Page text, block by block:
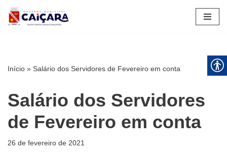
Pular
Início » Salário dos Servidores de Fevereiro em conta
Salário dos Servidores
de Fevereiro em conta
26 de fevereiro de 2021